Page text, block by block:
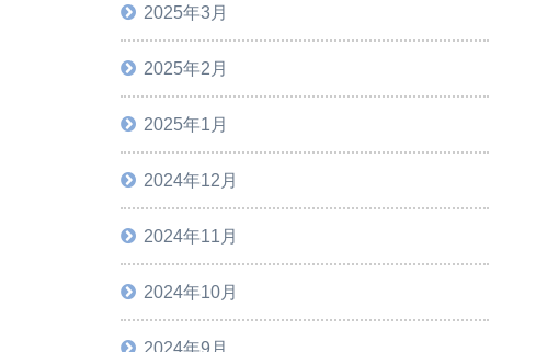
2025年3月
2025年2月
2025年1月
2024年12月
2024年11月
2024年10月
2024年9月